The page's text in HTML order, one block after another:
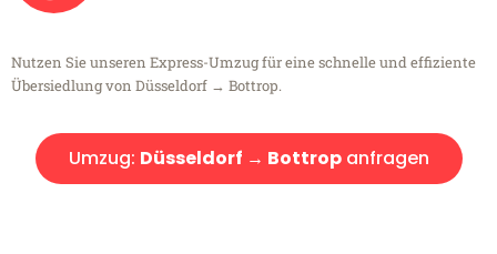
Nutzen Sie unseren Express-Umzug für eine schnelle und effiziente
Übersiedlung von Düsseldorf → Bottrop.
Umzug: Düsseldorf → Bottropanfragen